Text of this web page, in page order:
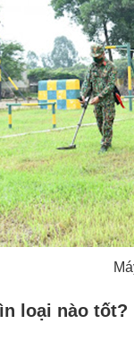
loại nào tốt?